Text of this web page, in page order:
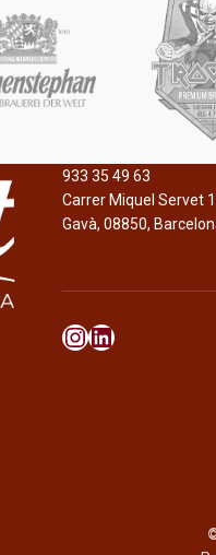
933 35 49 63
Carrer Miquel Servet
Gavà, 08850,